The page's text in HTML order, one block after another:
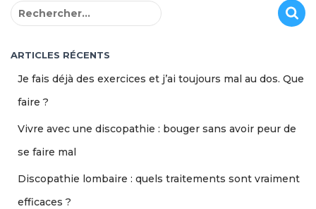
R
h
ARTICLES RÉCENTS
Je fais déjà des exercices et j’ai toujours mal au dos. Que
faire ?
Vivre avec une discopathie : bouger sans avoir peur de
se faire mal
Discopathie lombaire : quels traitements sont vraiment
efficaces ?